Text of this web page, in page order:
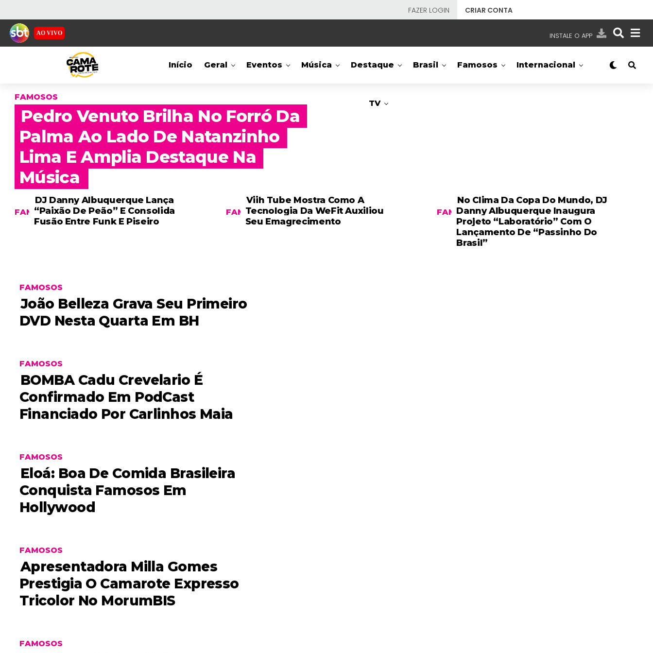
FAZER LOGIN CRIAR CONTA
AO VIVO INSTALE O APP
Início Geral Eventos Música Destaque Brasil Famosos Internacional
TV
FAMOSOS
Pedro Venuto Brilha No Forró Da
Palma Ao Lado De Natanzinho
Lima E Amplia Destaque Na
Música
FAMOSOS
DJ Danny Albuquerque Lança
“Paixão De Peão” E Consolida
Fusão Entre Funk E Piseiro
FAMOSOS
Viih Tube Mostra Como A
Tecnologia Da WeFit Auxiliou
Seu Emagrecimento
FAMOSOS
No Clima Da Copa Do Mundo, DJ
Danny Albuquerque Inaugura
Projeto “Laboratório” Com O
Lançamento De “Passinho Do
Brasil”
FAMOSOS
João Belleza Grava Seu Primeiro
DVD Nesta Quarta Em BH
FAMOSOS
BOMBA Cadu Crevelario É
Confirmado Em PodCast
Financiado Por Carlinhos Maia
FAMOSOS
Eloá: Boa De Comida Brasileira
Conquista Famosos Em
Hollywood
FAMOSOS
Apresentadora Milla Gomes
Prestigia O Camarote Expresso
Tricolor No MorumBIS
FAMOSOS